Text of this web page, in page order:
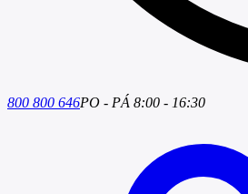
800 800 646PO - PÁ 8:00 - 16:30